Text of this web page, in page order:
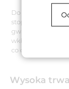
Do wkładki
stopu niklowego
gwarantuje ich
wkładką klucze
co oznacza
Wysoka